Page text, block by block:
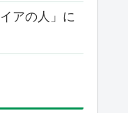
アの人」に